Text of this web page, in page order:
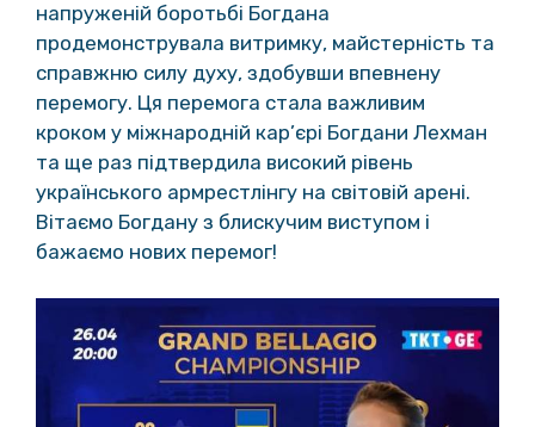
напруженій боротьбі Богдана
продемонструвала витримку, майстерність та
справжню силу духу, здобувши впевнену
перемогу. Ця перемога стала важливим
кроком у міжнародній кар’єрі Богдани Лехман
та ще раз підтвердила високий рівень
українського армрестлінгу на світовій арені.
Вітаємо Богдану з блискучим виступом і
бажаємо нових перемог!